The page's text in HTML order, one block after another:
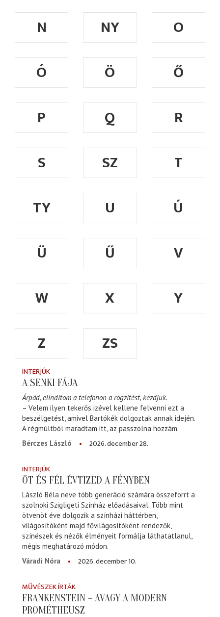
N NY
O
Ó
Ö
Ő
P
Q
R
S
SZ
T
TY
U
Ú
Ü
Ű
V
W
X
Y
Z
ZS
INTERJÚK
A SENKI FÁJA
Árpád, elindítom a telefonon a rögzítést, kezdjük.
– Velem ilyen tekerős izével kellene felvenni ezt a
beszélgetést, amivel Bartókék dolgoztak annak idején.
A régmúltból maradtam itt, az passzolna hozzám.
Bérczes László
2026. december 28.
INTERJÚK
ÖT ÉS FÉL ÉVTIZED A FÉNYBEN
László Béla neve több generáció számára összeforrt a
szolnoki Szigligeti Színház előadásaival. Több mint
ötvenöt éve dolgozik a színházi háttérben,
világosítóként majd fővilágosítóként rendezők,
színészek és nézők élményeit formálja láthatatlanul,
mégis meghatározó módon.
Váradi Nóra
2026. december 10.
MŰVÉSZEK ÍRTÁK
FRANKENSTEIN – AVAGY A MODERN
PROMÉTHEUSZ